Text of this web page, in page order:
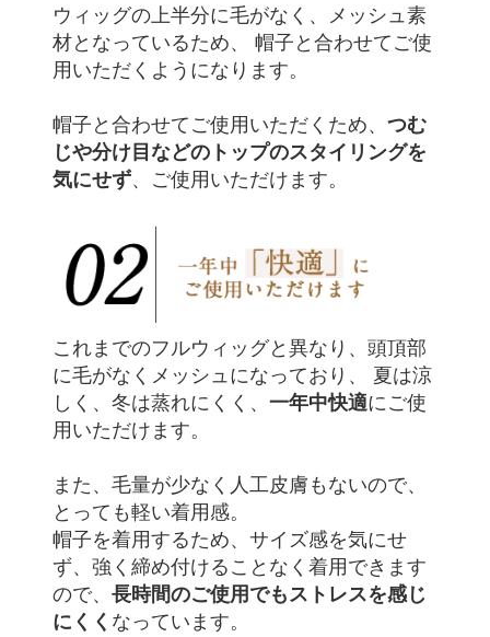
ウィッグの上半分に毛がなく、メッシュ素
材となっているため、 帽子と合わせてご使
用いただくようになります。
帽子と合わせてご使用いただくため、 つむ
じや分け目などのトップのスタイリングを
気にせず、ご使用いただけます。
これまでのフルウィッグと異なり、頭頂部
に毛がなくメッシュになっており、 夏は涼
しく、冬は蒸れにくく、 一年中快適にご使
用いただけます。
また、毛量が少なく人工皮膚もないので、
とっても軽い着用感。
帽子を着用するため、サイズ感を気にせ
ず、強く締め付けることなく着用できます
ので、 長時間のご使用でもストレスを感じ
にくく なっています。